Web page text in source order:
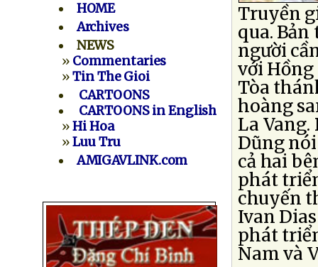
HOME
Archives
NEWS
» Commentaries
»Tin The Gioi
CARTOONS
CARTOONS in English
»Hi Hoa
»Luu Tru
AMIGAVLINK.com
Truyền
qua.
người
với Hồng
Tòa
hoàng
La
Dũng
cả hai
phát
chuyến
Ivan
phát
Nam và